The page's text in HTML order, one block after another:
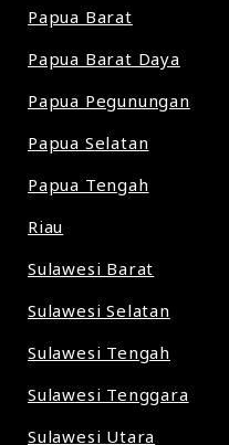
Papua Barat
Papua Barat Daya
Papua Pegunungan
Papua Selatan
Papua Tengah
Riau
Sulawesi Barat
Sulawesi Selatan
Sulawesi Tengah
Sulawesi Tenggara
Sulawesi Utara